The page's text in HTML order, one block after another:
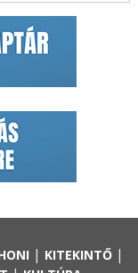
| KITEKINTŐ|